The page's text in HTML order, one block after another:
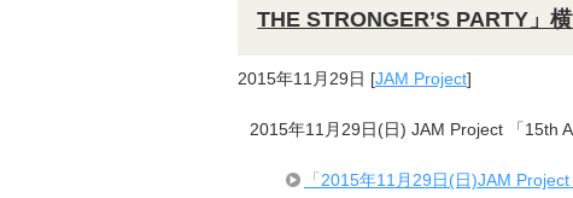
THE STRONGER’S PARTY」
2015年11月29日 [JAM Project]
2015年11月29日(日) JAM Project 「15th
「2015年11月29日(日)JAM